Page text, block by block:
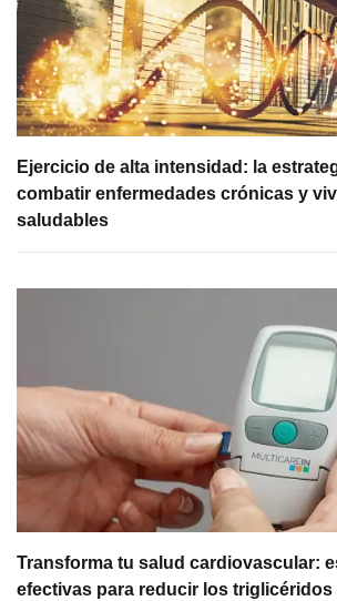
Ejercicio de alta intensidad: la
combatir enfermedades crónicas y
saludables
Transforma tu salud cardiovascular:
efectivas para reducir los triglicéridos